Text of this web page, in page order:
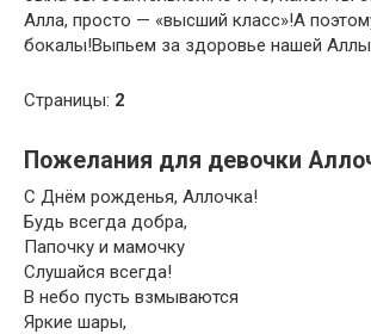
Алла, просто — «высший класс»!А
бокалы!Выпьем за здоровье нашей
Страницы: 2
Пожелания для девочки
С Днём рожденья, Аллочка!
Будь всегда добра,
Папочку и мамочку
Слушайся всегда!
В небо пусть взмываются
Яркие шары,